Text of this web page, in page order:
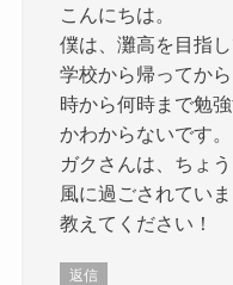
こんにちは。
僕は、灘高を目指し
学校から帰ってか
時から何時まで勉
かわからないです。
ガクさんは、ちょ
風に過ごされてい
教えてください！
返信